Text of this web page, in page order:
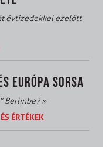
évtizedekkel ezelőtt
EURÓPA SORSA
Berlinbe?»
ÉRTÉKEK